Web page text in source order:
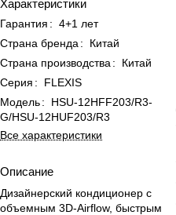
Характеристики
Гарантия : 4+1 лет
Страна бренда :
Китай
Страна производства :
Китай
Серия :
FLEXIS
Модель:
HSU-12HFF203/R3-
G/HSU-12HUF203/R3
Все характеристики
Описание
Дизайнерский кондиционер с
объемным 3D-Airflow, быстрым